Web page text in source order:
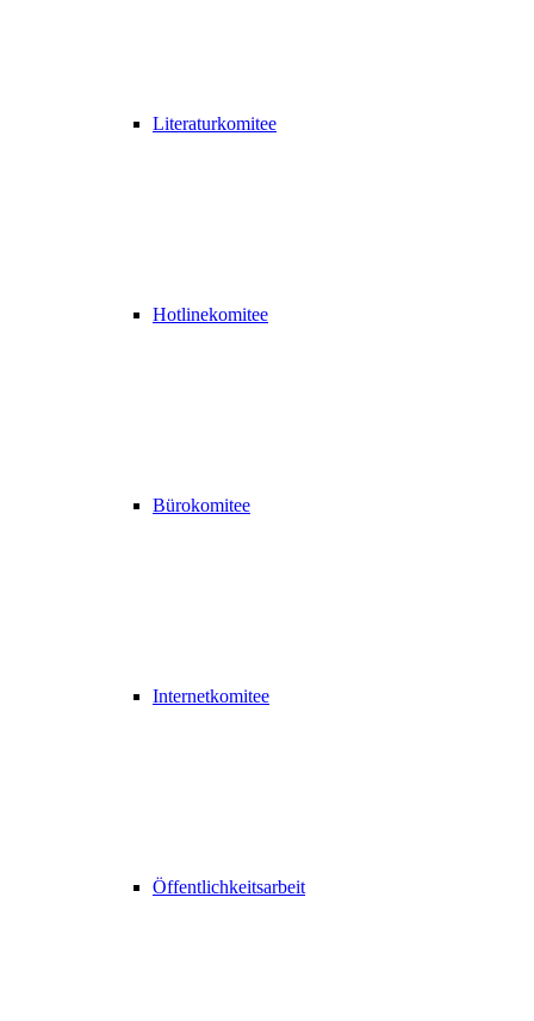
Literaturkomitee
Hotlinekomitee
Bürokomitee
Internetkomitee
Öffentlichkeitsarbeit